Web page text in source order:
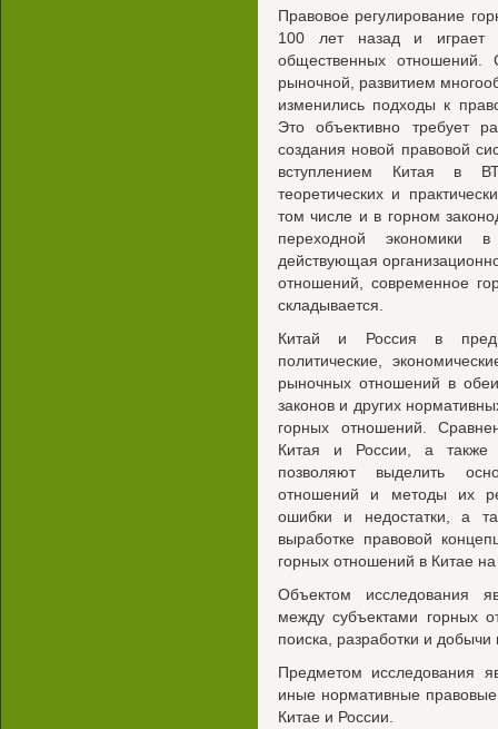
Правовое регулирование
100 лет назад и играет
общественных
рыночной, развитием
изменились подходы к
Это объективно требует
создания новой правовой
вступлением Китая в
теоретических и
том числе и в горном
переходной экономики
действующая
отношений, современное
складывается.
Китай и Россия в
политические,
рыночных отношений в
законов и других
горных отношений.
Китая и России, а также
позволяют выделить
отношений и методы их
ошибки и недостатки, а
выработке правовой
горных отношений в Китае
Объектом исследования
между субъектами горных
поиска, разработки и
Предметом исследования
иные нормативные
Китае и России.